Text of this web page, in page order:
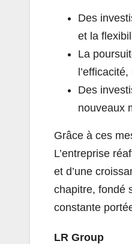
Des
et la
La
Des
nouveaux
Grâce à ces
L’entreprise
et d’une
chapitre, fondé
constante
LR Group